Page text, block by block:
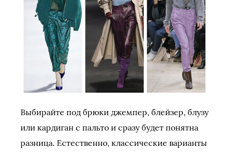
Выбирайте под брюки джемпер, блейзер, блузу
или кардиган с пальто и сразу будет понятна
разница. Естественно, классические варианты